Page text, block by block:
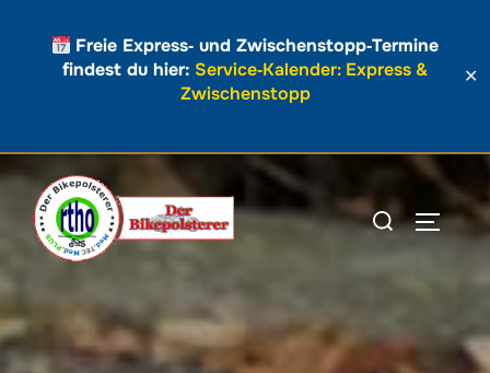
Inhalt
springen
Freie Express‑ und Zwischenstopp‑Termine
findest du hier: Service‑Kalender: Express &
Zwischenstopp
✕
Suchen